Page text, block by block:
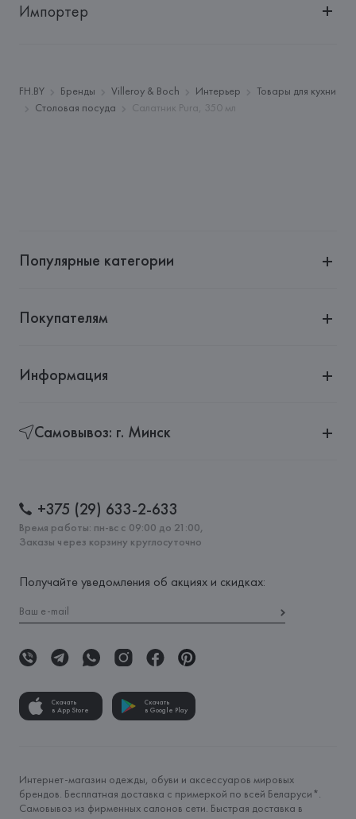
Импортер
Адрес:
Республика Беларусь, 220035, г. Минск, ул.
Тимирязева, 72A
FH.BY Бренды Villeroy & Boch Интерьер
Товары для кухни
Столовая посуда
Салатник Pura, 350 мл
Популярные категории
Покупателям
Информация
Самовывоз: г. Минск
+375 (29) 633-2-633
Время работы: пн-вс с 09:00 до 21:00,
Заказы через корзину круглосуточно
Получайте уведомления об акциях и скидках:
Скачать
в App Store
Скачать
в Google Play
Интернет-магазин одежды, обуви и аксессуаров мировых
брендов. Бесплатная доставка с примеркой по всей Беларуси*.
Самовывоз из фирменных салонов сети. Быстрая доставка в